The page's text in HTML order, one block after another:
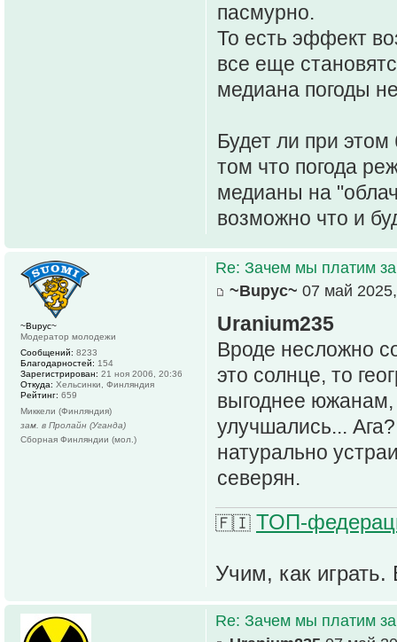
пасмурно.
То есть эффект
все еще
медиана погоды
Будет ли при
том что погода
медианы на
возможно что и
Re: Зачем мы платим
~Bupyc~ 07 май
Uranium235
Вроде несложно
это солнце, то
выгоднее
улучшались...
натурально
северян.
🇫🇮 ТОП-
Учим, как играть.
~Bupyc~
Модератор молодежи
Сообщений: 8233
Благодарностей: 154
Зарегистрирован: 21 ноя 2006, 20:36
Откуда: Хельсинки, Финляндия
Рейтинг: 659
Миккели (Финляндия)
зам. в Пролайн (Уганда)
Сборная Финляндии (мол.)
Re: Зачем мы платим